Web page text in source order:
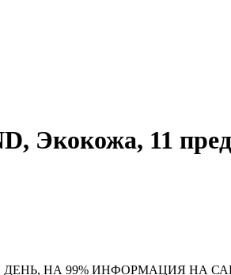
Экокожа, 11
НА 99% ИНФОРМАЦИЯ НА